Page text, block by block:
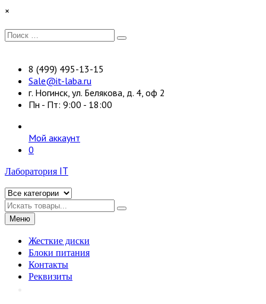
Перейти
содержимому
×
Искать:
Поиск
8 (499) 495-13-15
Sale@it-laba.ru
г. Ногинск, ул. Белякова, д. 4, оф 2
Пн - Пт: 9:00 - 18:00
Мой аккаунт
0
Лаборатория IT
Искать
Меню
Жесткие диски
Блоки питания
Контакты
Реквизиты